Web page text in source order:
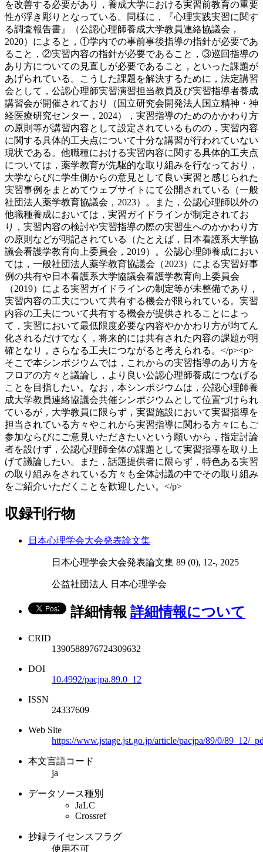
を改善する必要があり，養成大学における実習前教育の重要
性が浮き彫りとなっている。同様に，『心理実践実習に関す
る調査報告書』（公認心理師養成大学教員連絡協議会，
2020）によると，①学内での事前事後指導の指針が必要であ
ること，②実習内容の指針が必要であること，③巡回指導の
あり方についての見直しが必要であること，といった課題が
あげられている。こうした課題を解決するために，法定講習
会として，公認心理師実習演習担当教員及び実習指導者養成
講習会が開催されており（国立研究会開発法人国立精神・神
経医療研究センター，2024），実習指導のためのかかわり方
の原則等が講習内容として設定されているものの，実習内容
に関する具体的工夫点について十分な講習が行われていない
現状である。他職種における実習内容に関する具体的工夫点
については，薬学教育が先駆的な取り組みを行なっており，
大学ならびに学生側からの意見として良い実習と感じられた
実習事例をまとめてウェブサイトにて公開されている（一般
社団法人薬学教育協議会，2023）。また，公認心理師以外の
他職種養成においては，実習ガイドラインが制定されてお
り，実習内容の検討や実習指導の際の実習生へのかかわり方
の原則などが明記されている（たとえば，日本看護系大学協
議会看護学教育向上委員会，2019）。公認心理師養成におい
ては，一般社団法人薬学教育協議会（2023）による実習好事
例の共有や日本看護系大学協議会看護学教育向上委員会
（2019）による実習ガイドラインの制定等が未整備であり，
実習内容の工夫について共有する機会が限られている。実習
内容の工夫について共有する機会が提供されることによっ
て，実習において最低限度必要な内容やかかわり方が均てん
化されるだけでなく，将来的には共有された内容の課題が明
確となり，さらなる工夫につながると考えられる。</p><p>
そこで本シンポジウムでは，これからの実習指導のあり方を
フロアの方々と議論し，より良い公認心理師養成につなげる
ことを目指したい。なお，本シンポジウムは，公認心理師養
成大学教員連絡協議会共催シンポジウムとして位置づけられ
ているが，大学教員に限らず，実習施設において実習指導を
担当されている方々やこれから実習指導に関わる方々にもご
参加ならびにご意見いただきたいという願いから，指定討論
者を設けず，公認心理師全体の課題として実習指導を取り上
げて議論したい。また，話題提供者に限らず，特色ある実習
の取り組みをされている方々も全体討議の中でその取り組み
をご紹介いただくことを歓迎したい。</p>
収録刊行物
日本心理学会大会発表論文集
日本心理学会大会発表論文集 89 (0), 12-, 2025
公益社団法人 日本心理学会
詳細情報 詳細情報について
CRID
1390588976724309632
DOI
10.4992/pacjpa.89.0_12
ISSN
24337609
Web Site
https://www.jstage.jst.go.jp/article/pacjpa/89/0/89_12/
本文言語コード
ja
データソース種別
JaLC
Crossref
抄録ライセンスフラグ
使用不可